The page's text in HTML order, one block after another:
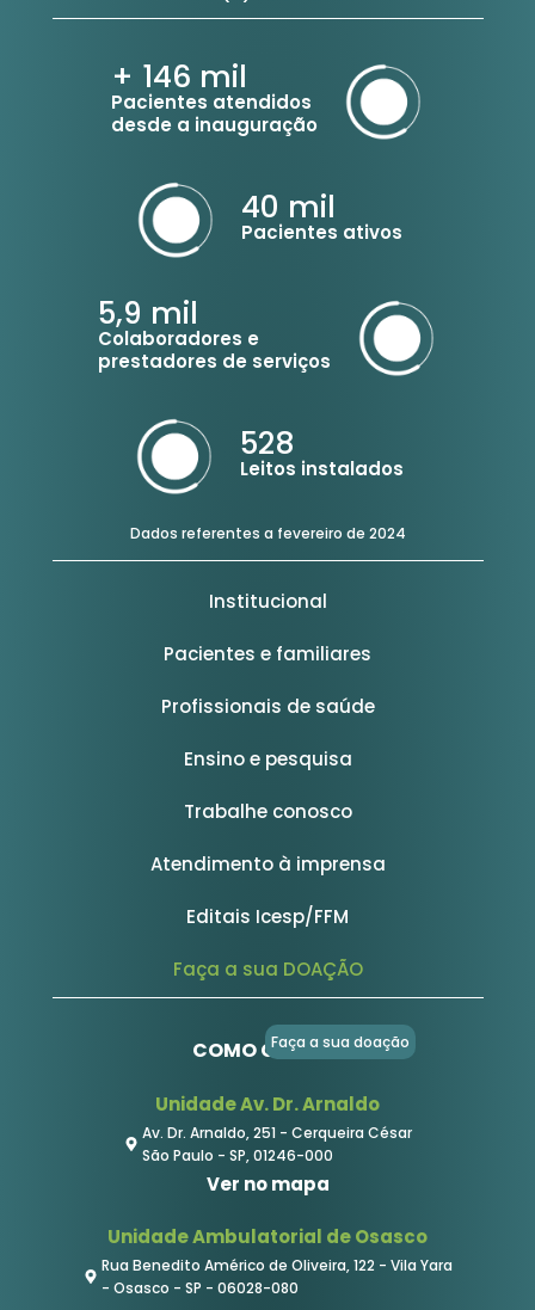
+ 146 mil
Pacientes atendidos
desde a inauguração
40 mil
Pacientes ativos
5,9 mil
Colaboradores e
prestadores de serviços
528
Leitos instalados
Dados referentes a fevereiro de 2024
Institucional
Pacientes e familiares
Profissionais de saúde
Ensino e pesquisa
Trabalhe conosco
Atendimento à imprensa
Editais Icesp/FFM
Faça a sua DOAÇÃO
COMO CHEGAR
Unidade Av. Dr. Arnaldo
Av. Dr. Arnaldo, 251 - Cerqueira César
São Paulo - SP, 01246-000
Ver no mapa
Unidade Ambulatorial de Osasco
Rua Benedito Américo de Oliveira, 122 - Vila Yara
- Osasco - SP - 06028-080
Faça a sua doação